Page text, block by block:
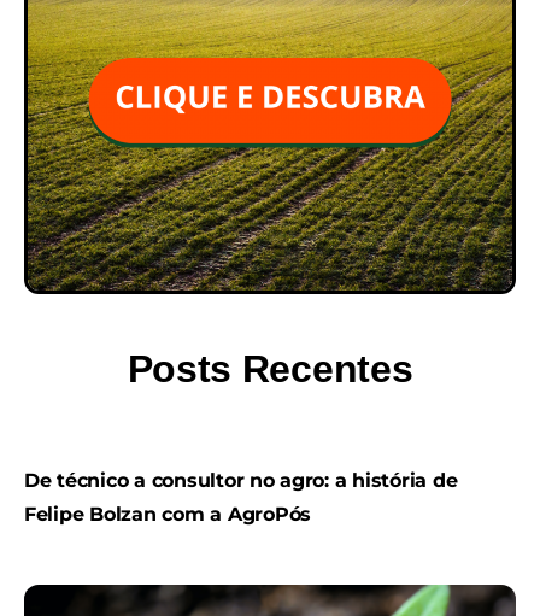
Posts Recentes
De técnico a consultor no agro: a história de
Felipe Bolzan com a AgroPós